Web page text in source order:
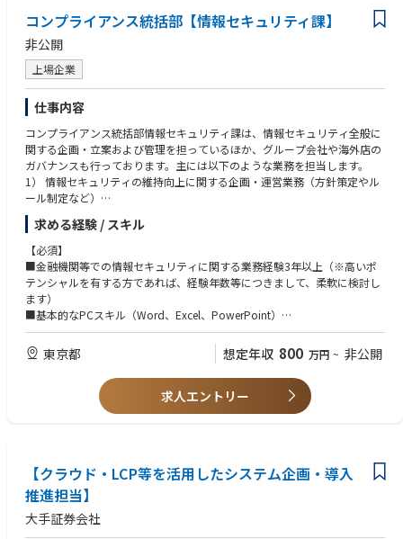
・AWSやGCP等のIaaSサービスにおける開発経験（特にInfrastructure
as Codeでの開発だとなお良いです。）
・TypeScriptやPythonの言語を用いた開発経験
コンプライアンス統括部【情報セキュリティ課】
非公開
上場企業
仕事内容
コンプライアンス統括部情報セキュリティ課は、情報セキュリティ全般に
関する企画・立案および管理を担っているほか、グループ会社や海外店の
ガバナンスも行っております。主には以下のような業務を担当します。
1） 情報セキュリティの維持向上に関する企画・運営業務（方針策定やル
ール制定など）
2）社内で進行する各種案件に対する情報セキュリティに関するアドバイ
ス
3) サイバーセキュリティを所管する部署との連携による情報セキュリティ
の確保
4）個人情報保護法をはじめ情報管理に関する法令諸規則への対応に係る
事項
5）グループ内子会社、海外店の情報セキュリティに係るガバナンスに関
求める経験 / スキル
【必須】
■金融機関等での情報セキュリティに関する業務経験3年以上（※高いポ
テンシャルを有する方であれば、経験年数等につきまして、柔軟に検討し
ます）
■基本的なPCスキル（Word、Excel、PowerPoint）
【歓迎】
・金融機関の企画部門・内部管理部門（法務・コンプライアンス等）等で
の情報セキュリティに関する業務経験
・金商法等、金融関連の法令諸規則に関する基本的な知識
・司法関係の資格取得者、語学力、VBAやプログラミング等のスキル
東京都 想定年収 800 万円 ~ 非公開
求人エントリー
【クラウド・LCP等を活用したシステム企画・導入
推進担当】
大手証券会社